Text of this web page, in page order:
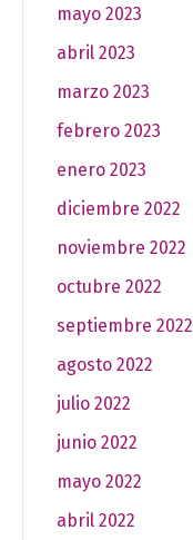
mayo 2023
abril 2023
marzo 2023
febrero 2023
enero 2023
diciembre 2022
noviembre 2022
octubre 2022
septiembre 2022
agosto 2022
julio 2022
junio 2022
mayo 2022
abril 2022